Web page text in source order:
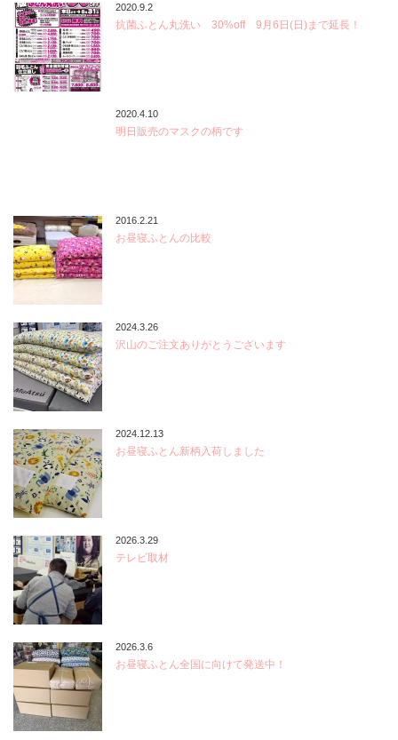
2020.9.2
抗菌ふとん丸洗い 30%off 9月6日(日)まで延長！
2020.4.10
明日販売のマスクの柄です
2016.2.21
お昼寝ふとんの比較
2024.3.26
沢山のご注文ありがとうございます
2024.12.13
お昼寝ふとん新柄入荷しました
2026.3.29
テレビ取材
2026.3.6
お昼寝ふとん全国に向けて発送中！